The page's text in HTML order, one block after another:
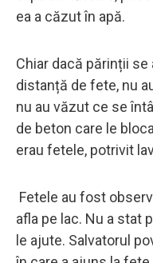
ea a căzut în apă.
Chiar dacă părinții se
distanță de fete, nu
nu au văzut ce se
de beton care le
erau fetele, potrivit
Fetele au fost
afla pe lac. Nu a stat
le ajute. Salvatorul